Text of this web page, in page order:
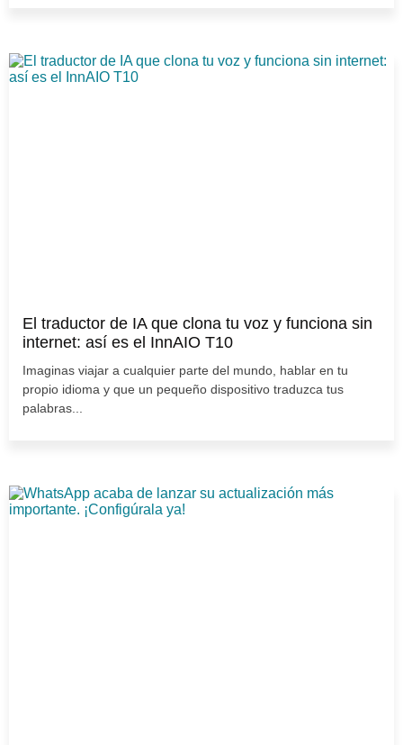
El traductor de IA que clona tu voz y funciona sin
internet: así es el InnAIO T10
Imaginas viajar a cualquier parte del mundo, hablar en tu
propio idioma y que un pequeño dispositivo traduzca tus
palabras...